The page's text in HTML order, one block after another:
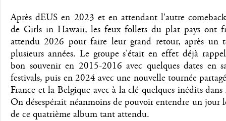
Après dEUS en 2023 et en attendant l'autre
de Girls in Hawaii, les feux follets du plat pays ont
attendu 2026 pour faire leur grand retour, après un
plusieurs années. Le groupe s'était en effet déjà
bon souvenir en 2015-2016 avec quelques dates en
festivals, puis en 2024 avec une nouvelle tournée
France et la Belgique avec à la clé quelques inédits
On désespérait néanmoins de pouvoir entendre un jour
de ce quatrième album tant attendu.